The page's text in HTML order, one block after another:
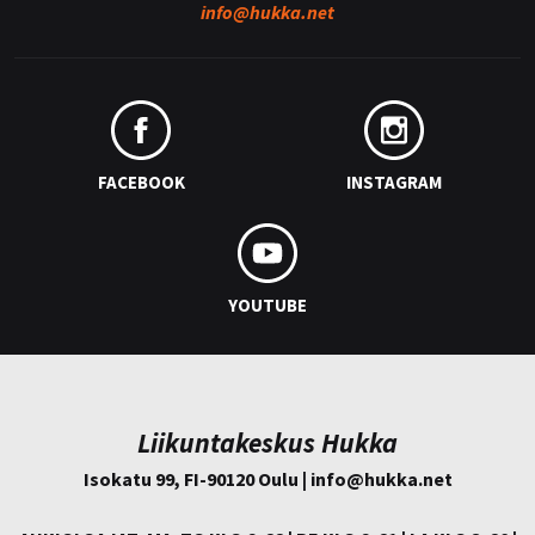
info@hukka.net
FACEBOOK INSTAGRAM
YOUTUBE
Liikuntakeskus Hukka
Isokatu 99, FI-90120 Oulu | info@hukka.net